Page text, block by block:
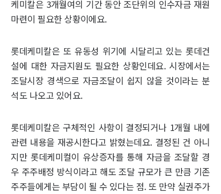
케미칼은 3개월여의 기간 동안 조단위의 인수자금 재원
마련이 필요한 상황이에요.
롯데케미칼은 또 유동성 위기에 시달리고 있는 롯데건
설에 대한 자금지원도 필요한 상황인데요. 시장에서는
조달시장 경색으로 자금조달이 쉽지 않을 것이라는 분
석도 나오고 있어요.
롯데케미칼은 구체적인 사항이 결정되거나 1개월 내에
관련 내용을 재공시한다고 밝혔는데요. 결정된 건 아니
지만 롯데케미컬이 유상증자를 통해 자금을 조달할 경
우 주주배정 방식이라고 해도 조달 규모가 큰 만큼 기존
주주들에게는 부담이 될 수 있다는 점. 또 만약 실권주가